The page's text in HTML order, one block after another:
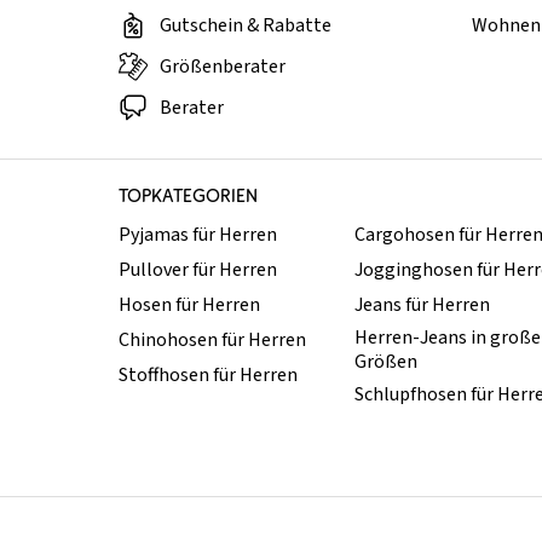
Gutschein & Rabatte
Größenberater
Berater
TOPKATEGORIEN
Pyjamas für Herren
Pullover für Herren
Hosen für Herren
Chinohosen für Herren
Stoffhosen für Herren
Cargohosen für Herren
Jogginghosen für
Jeans für Herren
Herren-Jeans in
Größen
Schlupfhosen für